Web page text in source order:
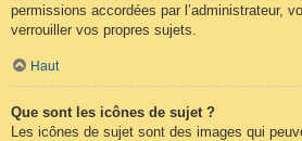
permissions accordées par l’administrateur,
verrouiller vos propres sujets.
Haut
Que sont les icônes de sujet ?
Les icônes de sujet sont des images qui